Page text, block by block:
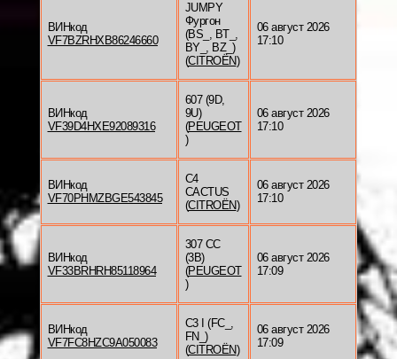
ВИНкод
VF7BZRHXB86246660
JUMPY
Фургон
(BS_, BT_,
BY_, BZ_)
(CITROËN)
06 август 2026
17:10
ВИНкод
VF39D4HXE92089316
607 (9D,
9U)
(PEUGEOT
)
06 август 2026
17:10
ВИНкод
VF70PHMZBGE543845
C4
CACTUS
(CITROËN)
06 август 2026
17:10
ВИНкод
VF33BRHRH85118964
307 CC
(3B)
(PEUGEOT
)
06 август 2026
17:09
ВИНкод
VF7FC8HZC9A050083
C3 I (FC_,
FN_)
(CITROËN)
06 август 2026
17:09